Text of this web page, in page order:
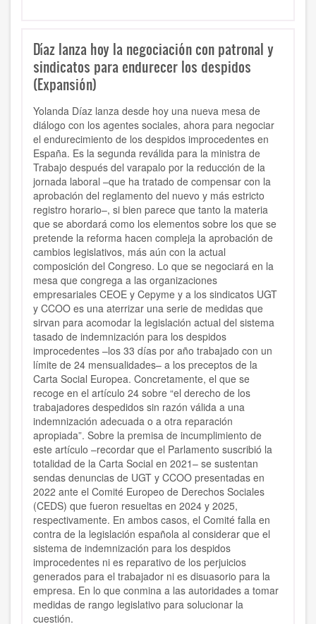
Díaz lanza hoy la negociación con patronal y
sindicatos para endurecer los despidos
(Expansión)
Yolanda Díaz lanza desde hoy una nueva mesa de
diálogo con los agentes sociales, ahora para negociar
el endurecimiento de los despidos improcedentes en
España. Es la segunda reválida para la ministra de
Trabajo después del varapalo por la reducción de la
jornada laboral –que ha tratado de compensar con la
aprobación del reglamento del nuevo y más estricto
registro horario–, si bien parece que tanto la materia
que se abordará como los elementos sobre los que se
pretende la reforma hacen compleja la aprobación de
cambios legislativos, más aún con la actual
composición del Congreso. Lo que se negociará en la
mesa que congrega a las organizaciones
empresariales CEOE y Cepyme y a los sindicatos UGT
y CCOO es una aterrizar una serie de medidas que
sirvan para acomodar la legislación actual del sistema
tasado de indemnización para los despidos
improcedentes –los 33 días por año trabajado con un
límite de 24 mensualidades– a los preceptos de la
Carta Social Europea. Concretamente, el que se
recoge en el artículo 24 sobre “el derecho de los
trabajadores despedidos sin razón válida a una
indemnización adecuada o a otra reparación
apropiada”. Sobre la premisa de incumplimiento de
este artículo –recordar que el Parlamento suscribió la
totalidad de la Carta Social en 2021– se sustentan
sendas denuncias de UGT y CCOO presentadas en
2022 ante el Comité Europeo de Derechos Sociales
(CEDS) que fueron resueltas en 2024 y 2025,
respectivamente. En ambos casos, el Comité falla en
contra de la legislación española al considerar que el
sistema de indemnización para los despidos
improcedentes ni es reparativo de los perjuicios
generados para el trabajador ni es disuasorio para la
empresa. En lo que conmina a las autoridades a tomar
medidas de rango legislativo para solucionar la
cuestión.